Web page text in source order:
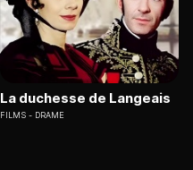
La duchesse de Langeais
FILMS DRAME